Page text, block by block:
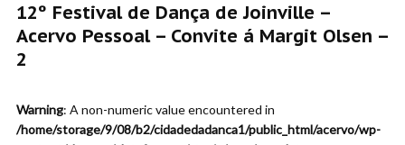
12º Festival de Dança de Joinville –
Acervo Pessoal – Convite á Margit Olsen –
2
Warning: A non-numeric value encountered in
/home/storage/9/08/b2/cidadedadanca1/public_html/acervo/wp-